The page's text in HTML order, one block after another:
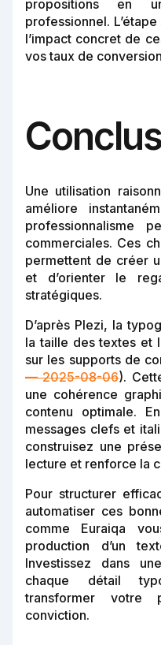
propositions en
professionnel.
l’impact concret de
vos taux de
Une utilisation
améliore
professionnalisme
commerciales. Ces
permettent de créer
et d’orienter le
stratégiques.
D’après Plezi, la
la taille des textes et
sur les supports de
— 2025-08-06).
une cohérence
contenu optimale.
messages clefs et
construisez une
lecture et renforce la
Pour structurer
automatiser ces
comme Euraiqa
production d’un
Investissez dans
chaque détail
transformer votre
conviction.